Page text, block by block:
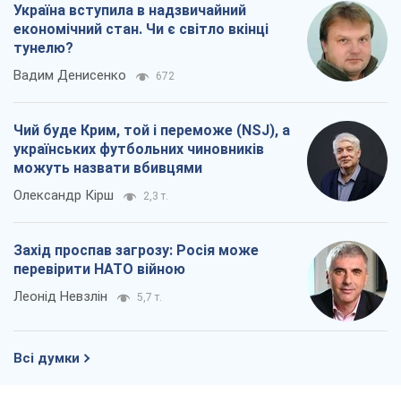
Україна вступила в надзвичайний
економічний стан. Чи є світло вкінці
тунелю?
Вадим Денисенко 672
Чий буде Крим, той і переможе (NSJ), а
українських футбольних чиновників
можуть назвати вбивцями
Олександр Кірш 2,3 т.
Захід проспав загрозу: Росія може
перевірити НАТО війною
Леонід Невзлін 5,7 т.
Всі думки